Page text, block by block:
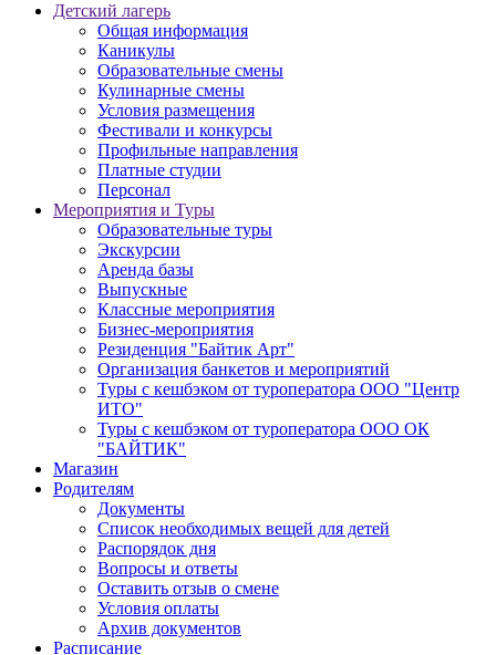
Детский лагерь
Общая информация
Каникулы
Образовательные смены
Кулинарные смены
Условия размещения
Фестивали и конкурсы
Профильные направления
Платные студии
Персонал
Мероприятия и Туры
Образовательные туры
Экскурсии
Аренда базы
Выпускные
Классные мероприятия
Бизнес-мероприятия
Резиденция "Байтик Арт"
Организация банкетов и мероприятий
Туры с кешбэком от туроператора ООО "Центр
ИТО"
Туры с кешбэком от туроператора ООО ОК
"БАЙТИК"
Магазин
Родителям
Документы
Список необходимых вещей для детей
Распорядок дня
Вопросы и ответы
Оставить отзыв о смене
Условия оплаты
Архив документов
Расписание